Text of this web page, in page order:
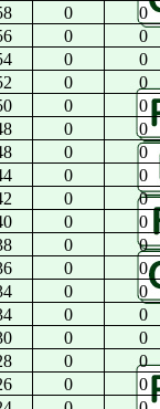
0 0
0 0
0 0
0 0
0 0
0 0
0 0
0 0
0 0
0 0
0 0
0 0
0 0
0 0
0 0
0 0
0 0